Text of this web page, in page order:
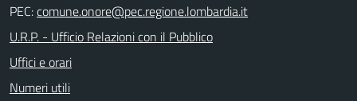
PEC:
U.R.P. - Ufficio Relazioni con il Pubblico
Uffici e orari
Numeri utili